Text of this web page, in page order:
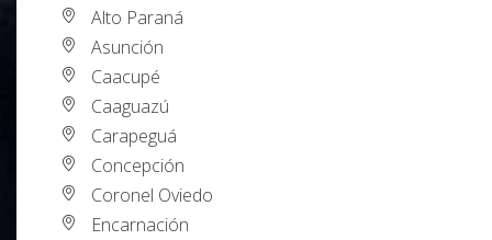
Alto Paraná
Asunción
Caacupé
Caaguazú
Carapeguá
Concepción
Coronel Oviedo
Encarnación